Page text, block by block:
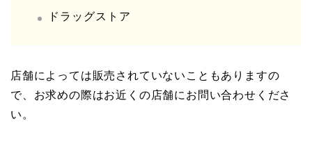
ドラッグストア
店舗によっては販売されていないこともありますの
で、お求めの際はお近くの店舗にお問い合わせくださ
い。